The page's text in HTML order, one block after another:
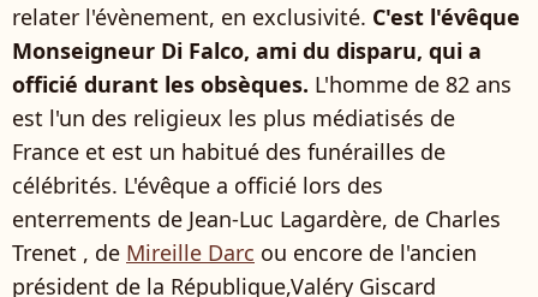
relater l'évènement, en exclusivité. C'est l'évêque
Monseigneur Di Falco, ami du disparu, qui a
officié durant les obsèques. L'homme de 82 ans
est l'un des religieux les plus médiatisés de
France et est un habitué des funérailles de
célébrités. L'évêque a officié lors des
enterrements de Jean-Luc Lagardère, de Charles
Trenet , de Mireille Darc ou encore de l'ancien
président de la République,Valéry Giscard